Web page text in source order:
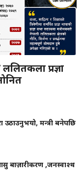
प्रज्ञा
उठाउनुभयो, मन्त्री बनेपछि
बाज़ारीकरण ,जनस्वाश्थ